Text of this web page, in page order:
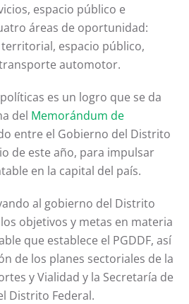
espacio público e
áreas de oportunidad:
espacio público,
automotor.
es un logro que se da
del Memorándum de
entre el Gobierno del Distrito
de este año, para impulsar
en la capital del país.
al gobierno del Distrito
objetivos y metas en materia
que establece el PGDDF, así
de los planes sectoriales de la
y Vialidad y la Secretaría de
Distrito Federal.